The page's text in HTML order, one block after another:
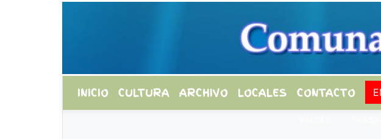
INICIO CULTURA ARCHIVO LOCALES CONTACTO